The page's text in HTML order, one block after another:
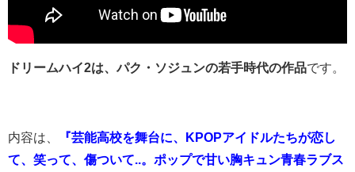
ドリームハイ2は、パク・ソジュンの若手時代の作品です。
内容は、
『芸能高校を舞台に、KPOPアイドルたちが恋し
て、笑って、傷ついて..。ポップで甘い胸キュン青春ラブス